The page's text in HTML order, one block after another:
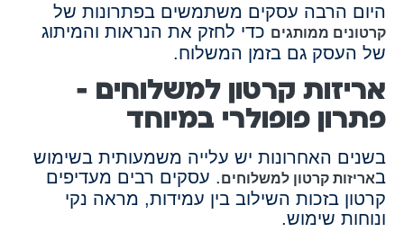
היום הרבה עסקים משתמשים בפתרונות של
קרטונים ממותגים כדי לחזק את הנראות והמיתוג
של העסק גם בזמן המשלוח.
אריזות קרטון למשלוחים –
פתרון פופולרי במיוחד
בשנים האחרונות יש עלייה משמעותית בשימוש
באריזות קרטון למשלוחים. עסקים רבים מעדיפים
קרטון בזכות השילוב בין עמידות, מראה נקי
ונוחות שימוש.